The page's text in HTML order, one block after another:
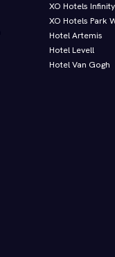
XO Hotels Infinity
XO Hotels Park
Hotel Artemis
Hotel Levell
Hotel Van Gogh